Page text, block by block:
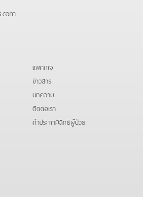
แพคเกจ
ข่าวสาร
บทความ
ติดต่อเรา
คําประกาศสิทธิผู้ป่วย